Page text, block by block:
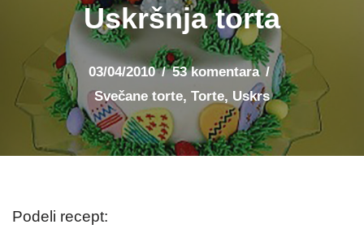
Uskršnja torta
03/04/2010
53 komentara
Svečane torte, Torte, Uskrs
Podeli recept: